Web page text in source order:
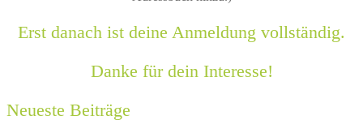
Erst danach ist deine Anmeldung vollständig.
Danke für dein Interesse!
Neueste Beiträge